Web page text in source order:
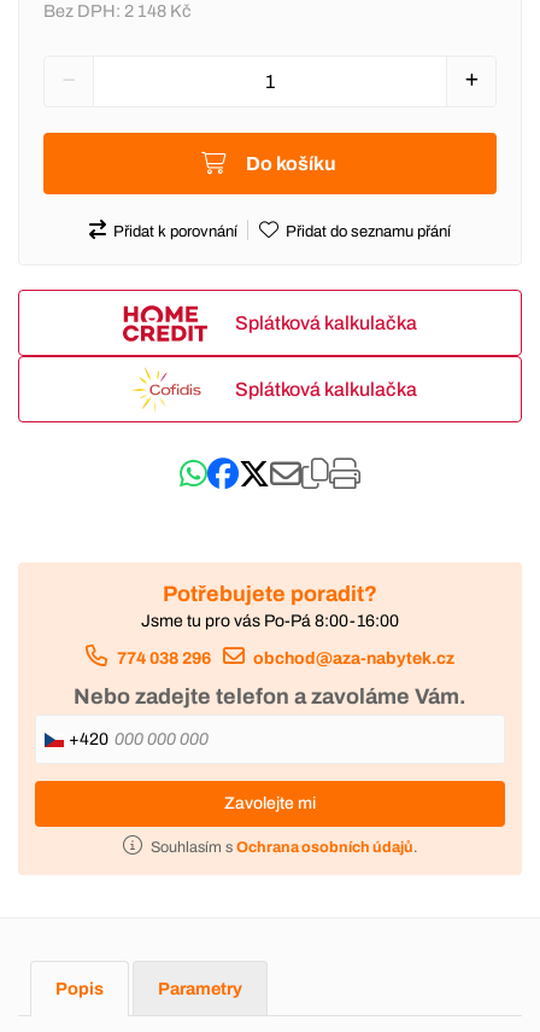
Bez DPH: 2 148 Kč
Do košíku
Přidat k porovnání Přidat do seznamu přání
Splátková kalkulačka
Splátková kalkulačka
Potřebujete poradit?
Jsme tu pro vás Po-Pá 8:00-16:00
774 038 296 obchod@aza-nabytek.cz
Nebo zadejte telefon a zavoláme Vám.
+420
Zavolejte mi
Souhlasím s Ochrana osobních údajů.
Popis Parametry